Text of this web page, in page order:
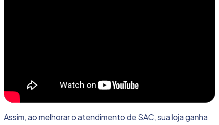
Assim, ao melhorar o atendimento de SAC, sua loja ganha